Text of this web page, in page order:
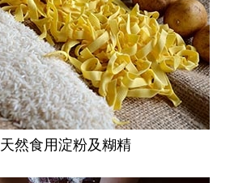
天然食用淀粉及糊精